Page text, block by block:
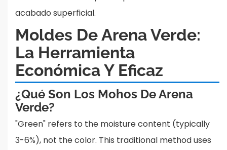
acabado superficial.
Moldes De Arena Verde:
La Herramienta
Económica Y Eficaz
¿Qué Son Los Mohos De Arena
Verde?
"Green" refers to the moisture content (typically
3-6%), not the color. This traditional method uses